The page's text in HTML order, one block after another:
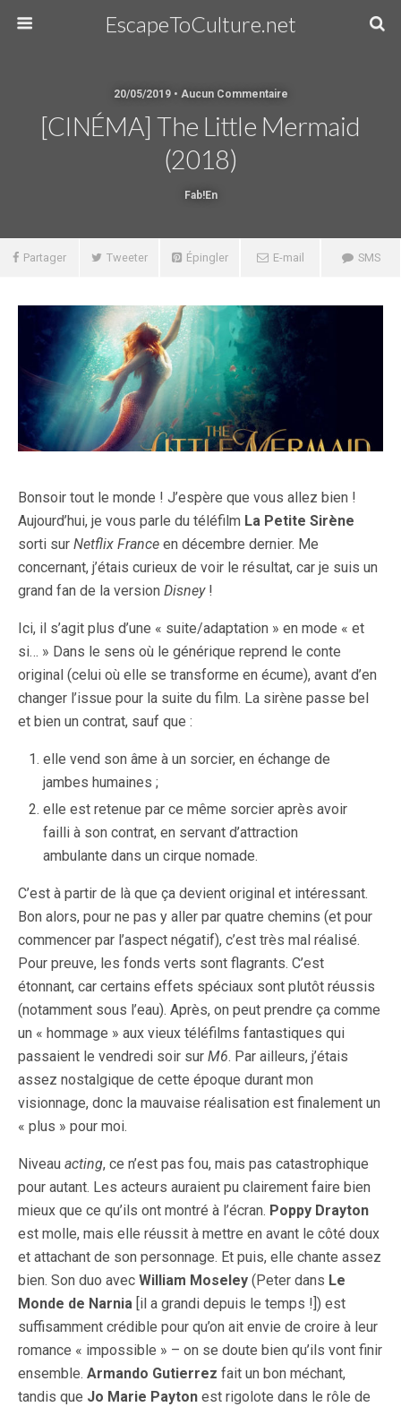
EscapeToCulture.net
20/05/2019 • Aucun Commentaire
[CINÉMA] The Little Mermaid
(2018)
Fab!en
Partager Tweeter Épingler E-mail SMS
Bonsoir tout le monde ! J’espère que vous allez bien !
Aujourd’hui, je vous parle du téléfilm La Petite Sirène
sorti sur Netflix France en décembre dernier. Me
concernant, j’étais curieux de voir le résultat, car je suis un
grand fan de la version Disney!
Ici, il s’agit plus d’une « suite/adaptation » en mode « et
si… » Dans le sens où le générique reprend le conte
original (celui où elle se transforme en écume), avant d’en
changer l’issue pour la suite du film. La sirène passe bel
et bien un contrat, sauf que :
elle vend son âme à un sorcier, en échange de
jambes humaines ;
elle est retenue par ce même sorcier après avoir
failli à son contrat, en servant d’attraction
ambulante dans un cirque nomade.
C’est à partir de là que ça devient original et intéressant.
Bon alors, pour ne pas y aller par quatre chemins (et pour
commencer par l’aspect négatif), c’est très mal réalisé.
Pour preuve, les fonds verts sont flagrants. C’est
étonnant, car certains effets spéciaux sont plutôt réussis
(notamment sous l’eau). Après, on peut prendre ça comme
un « hommage » aux vieux téléfilms fantastiques qui
passaient le vendredi soir sur M6. Par ailleurs, j’étais
assez nostalgique de cette époque durant mon
visionnage, donc la mauvaise réalisation est finalement un
« plus » pour moi.
Niveau acting, ce n’est pas fou, mais pas catastrophique
pour autant. Les acteurs auraient pu clairement faire bien
mieux que ce qu’ils ont montré à l’écran. Poppy Drayton
est molle, mais elle réussit à mettre en avant le côté doux
et attachant de son personnage. Et puis, elle chante assez
bien. Son duo avec William Moseley (Peter dans Le
Monde de Narnia [il a grandi depuis le temps !]) est
suffisamment crédible pour qu’on ait envie de croire à leur
romance « impossible » – on se doute bien qu’ils vont finir
ensemble. Armando Gutierrez fait un bon méchant,
tandis que Jo Marie Payton est rigolote dans le rôle de